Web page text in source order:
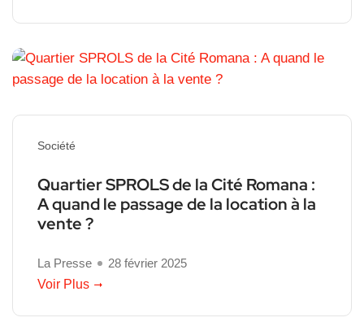
Société
Quartier SPROLS de la Cité Romana :
A quand le passage de la location à la
vente ?
La Presse
28 février 2025
Voir Plus